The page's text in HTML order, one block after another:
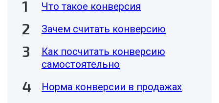
Что такое конверсия
Зачем считать конверсию
Как посчитать конверсию
самостоятельно
Норма конверсии в продажах